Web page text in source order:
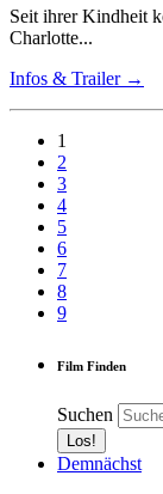
Seit ihrer Kindheit
Charlotte...
Infos & Trailer →
1
2
3
4
5
6
7
8
9
Film Finden
Suchen
Demnächst